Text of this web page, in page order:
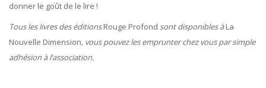
donner le goût de le lire !
Tous les livres des éditionsRouge Profond sont disponibles àLa
Nouvelle Dimension, vous pouvez les emprunter chez vous par simple
adhésion à l’association.